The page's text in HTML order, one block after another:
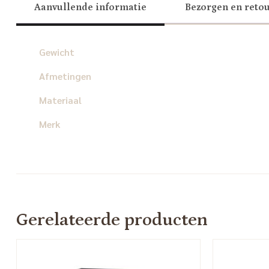
Aanvullende informatie Bezorgen en
Gewicht
Afmetingen
Materiaal
Merk
Gerelateerde producten